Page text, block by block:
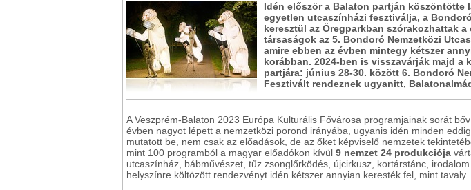
Idén először a Balaton partján köszöntötte
egyetlen utcaszínházi fesztiválja, a
keresztül az Öregparkban szórakozhattak a
társaságok az 5. Bondoró Nemzetközi
amire ebben az évben mintegy kétszer
korábban. 2024-ben is visszavárják majd a
partjára: június 28-30. között 6. Bondoró
Fesztivált rendeznek ugyanitt,
A Veszprém-Balaton 2023 Európa Kulturális Fővárosa programjainak sorát
évben nagyot lépett a nemzetközi porond irányába, ugyanis idén minden
mutatott be, nem csak az előadások, de az őket képviselő nemzetek
mint 100 programból a magyar előadókon kívül 9 nemzet 24 produkciója
utcaszínház, bábművészet, tűz zsonglőrködés, újcirkusz, kortárstánc,
helyszínre költözött rendezvényt idén kétszer annyian keresték fel, mint tavaly.